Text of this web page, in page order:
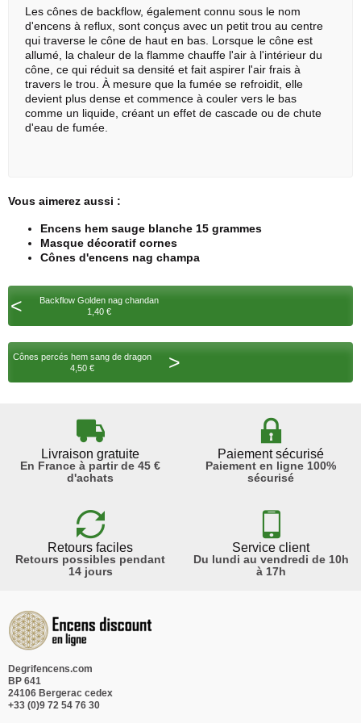
Les cônes de backflow, également connu sous le nom
d'encens à reflux, sont conçus avec un petit trou au centre
qui traverse le cône de haut en bas. Lorsque le cône est
allumé, la chaleur de la flamme chauffe l'air à l'intérieur du
cône, ce qui réduit sa densité et fait aspirer l'air frais à
travers le trou. À mesure que la fumée se refroidit, elle
devient plus dense et commence à couler vers le bas
comme un liquide, créant un effet de cascade ou de chute
d'eau de fumée.
Vous aimerez aussi :
Encens hem sauge blanche 15 grammes
Masque décoratif cornes
Cônes d'encens nag champa
<
Backflow Golden nag chandan
1,40 €
Cônes percés hem sang de dragon
4,50 €
>
Livraison gratuite
En France à partir de 45 €
d'achats
Paiement sécurisé
Paiement en ligne 100%
sécurisé
Retours faciles
Retours possibles pendant
14 jours
Service client
Du lundi au vendredi de 10h
à 17h
Degrifencens.com
BP 641
24106 Bergerac cedex
+33 (0)9 72 54 76 30